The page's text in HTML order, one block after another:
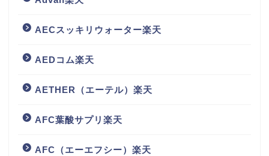
AECスッキリウォーター楽天
AEDコム楽天
AETHER（エーテル）楽天
AFC葉酸サプリ楽天
AFC（エーエフシー）楽天